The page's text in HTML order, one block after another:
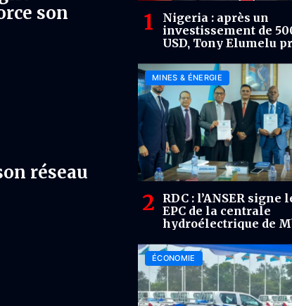
son
réseau
Nigeria : après un
investissement de
USD, Tony Elumelu
MINES & ÉNERGIE
RDC : l’ANSER signe
EPC de la centrale
hydroélectrique de
MW
ÉCONOMIE